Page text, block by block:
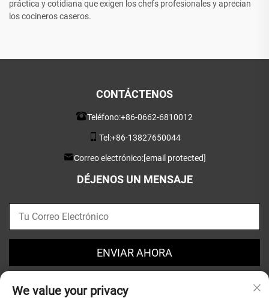
práctica y cotidiana que exigen los chefs profesionales y aprecian
los cocineros caseros.
CONTÁCTENOS
Teléfono:+86-0662-6810012
Tel:+86-13827650044
Correo electrónico:[email protected]
DÉJENOS UN MENSAJE
ENVIAR AHORA
We value your privacy